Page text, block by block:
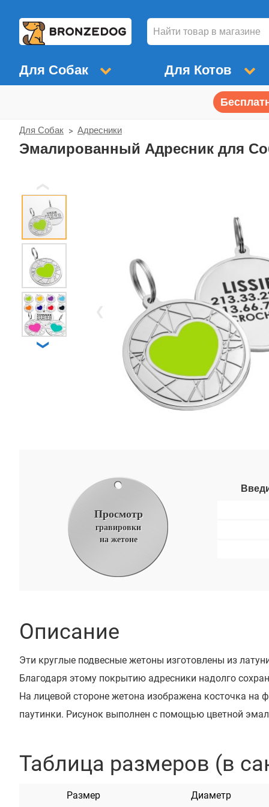
Для Собак Для Котов
Для Собак Адресники
Эмалированный Адресник для
❯
Просмотр
гравировки
на жетоне
Описание
Эти круглые подвесные жетоны изготовлены из
Благодаря этому покрытию адресники надолго
На лицевой стороне жетона изображена косточка на
паутинки. Рисунок выполнен с помощью цветной
бирюзовый.
обрабатываются таким образом, чтобы
Таблица размеров (в
Размер Диаметр